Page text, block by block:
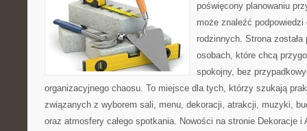
poświęcony planowaniu
może znaleźć
rodzinnych. Strona
osobach, które chcą
spokojny, bez
organizacyjnego chaosu. To miejsce dla tych, którzy szukają
związanych z wyborem sali, menu, dekoracji, atrakcji, muzyki,
oraz atmosfery całego spotkania. Nowości na stronie Dekoracje